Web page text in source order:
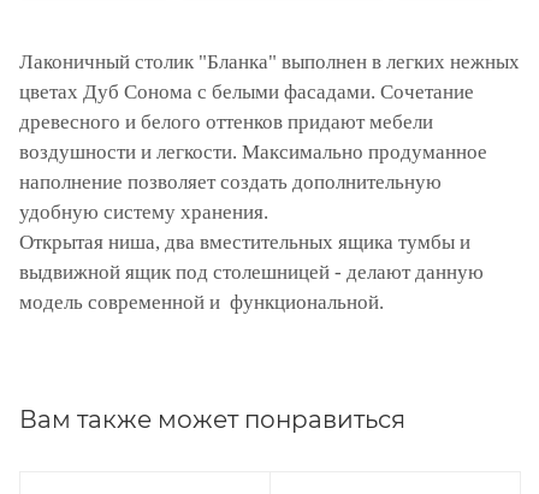
Лаконичный столик "Бланка" выполнен в легких нежных
цветах Дуб Сонома с белыми фасадами. Сочетание
древесного и белого оттенков придают мебели
воздушности и легкости. Максимально продуманное
наполнение позволяет создать дополнительную
удобную систему хранения.
Открытая ниша, два вместительных ящика тумбы и
выдвижной ящик под столешницей - делают данную
модель современной и функциональной.
Вам также может понравиться